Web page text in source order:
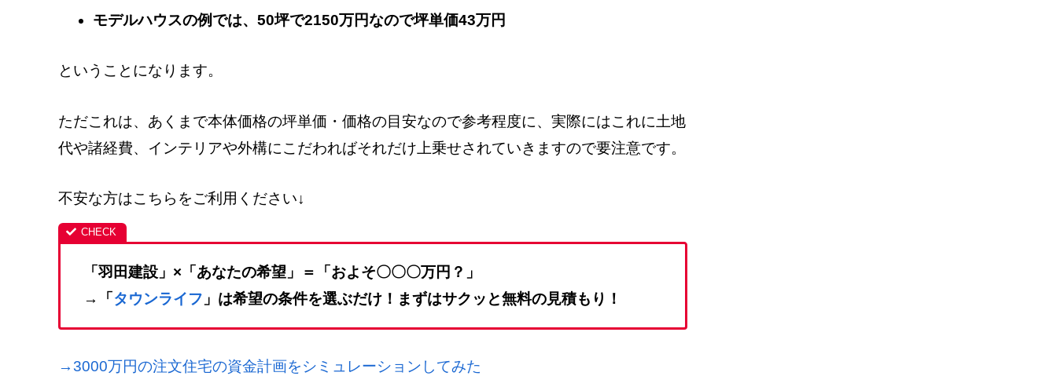
モデルハウスの例では、50坪で2150万円なので坪単価43万円
ということになります。
ただこれは、あくまで本体価格の坪単価・価格の目安なので参考程度に、実際にはこれに土地
代や諸経費、インテリアや外構にこだわればそれだけ上乗せされていきますので要注意です。
不安な方はこちらをご利用ください↓
「羽田建設」×「あなたの希望」＝「およそ〇〇〇万円？」
→「 タウンライフ 」は希望の条件を選ぶだけ！まずはサクッと無料の見積もり！
→3000万円の注文住宅の資金計画をシミュレーションしてみた